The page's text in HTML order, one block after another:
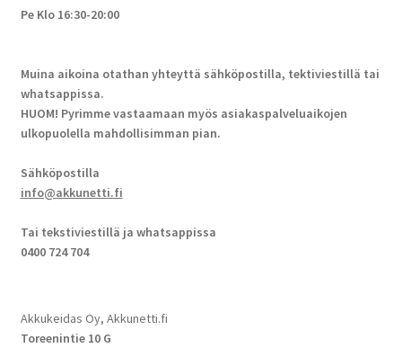
Pe Klo 16:30-20:00
Muina aikoina otathan yhteyttä sähköpostilla, tektiviestillä tai
whatsappissa.
HUOM! Pyrimme vastaamaan myös asiakaspalveluaikojen
ulkopuolella mahdollisimman pian.
Sähköpostilla
info@akkunetti.fi
Tai tekstiviestillä ja whatsappissa
0400 724 704
Akkukeidas Oy, Akkunetti.fi
Toreenintie 10 G